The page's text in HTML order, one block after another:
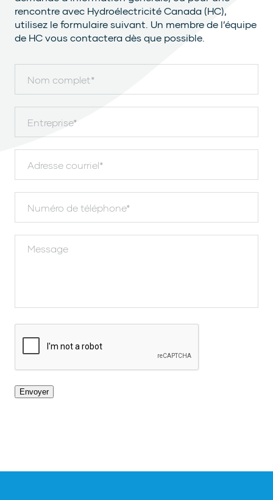
rencontre avec Hydroélectricité Canada (HC),
utilisez le formulaire suivant. Un membre de l’équipe
de HC vous contactera dès que possible.
Envoyer